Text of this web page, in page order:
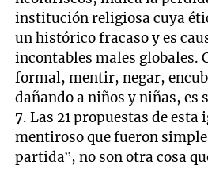
institución religiosa cuya
un histórico fracaso y es
incontables males globales.
formal, mentir, negar,
dañando a niños y niñas, es
7. Las 21 propuestas de
mentiroso que fueron
partida”, no son otra cosa